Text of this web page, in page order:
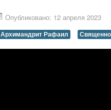
Опубликовано: 12 апреля 2023
Архимандрит Рафаил